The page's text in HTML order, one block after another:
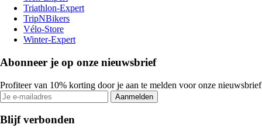
Triathlon-Expert
TripNBikers
Vélo-Store
Winter-Expert
Abonneer je op onze nieuwsbrief
Profiteer van 10% korting door je aan te melden voor onze nieuwsbrief
Aanmelden
Blijf verbonden